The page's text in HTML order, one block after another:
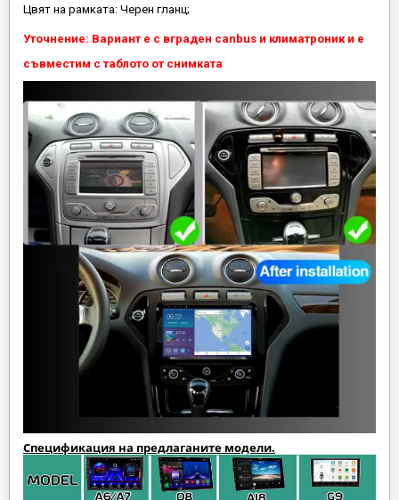
Цвят на рамката: Черен гланц;
Уточнение: Вариант е с вграден canbus и климатроник и е
съвместим с таблото от снимката
Спецификация на предлаганите модели.